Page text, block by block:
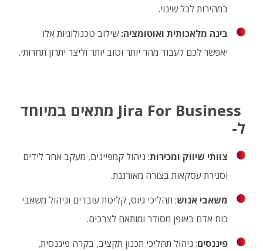
במהירות לכל שינוי.
בינה מלאכותית ואוטומציה: שילוב טכנולוגיות אלו
יאפשר לכם לעבוד מהר יותר וטוב יותר וליצר יתרון תחרותי.
Jira For Business מתאים במיוחד
ל-
צוותי שיווק ומכירות: ניהול קמפיינים, מעקב אחר לידים
וסגירת עסקאות בצורה מאורגנת.
משאבי אנוש: תהליכי גיוס, קליטת עובדים וניהול משאבי
כוח אדם באופן מסודר ומותאם לצרכים.
פיננסים: ניהול תהליכי תכנון תקציב, בקרה פיננסית,